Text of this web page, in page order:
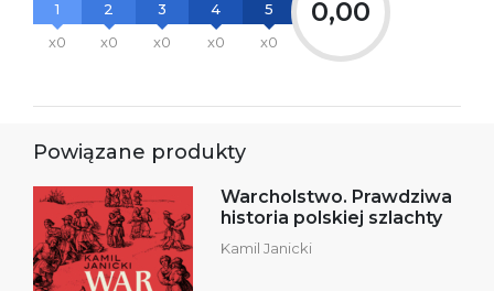
1
x0
2
x0
3
x0
4
x0
5
x0
0,00
Powiązane produkty
Warcholstwo. Prawdziwa
historia polskiej szlachty
Kamil Janicki